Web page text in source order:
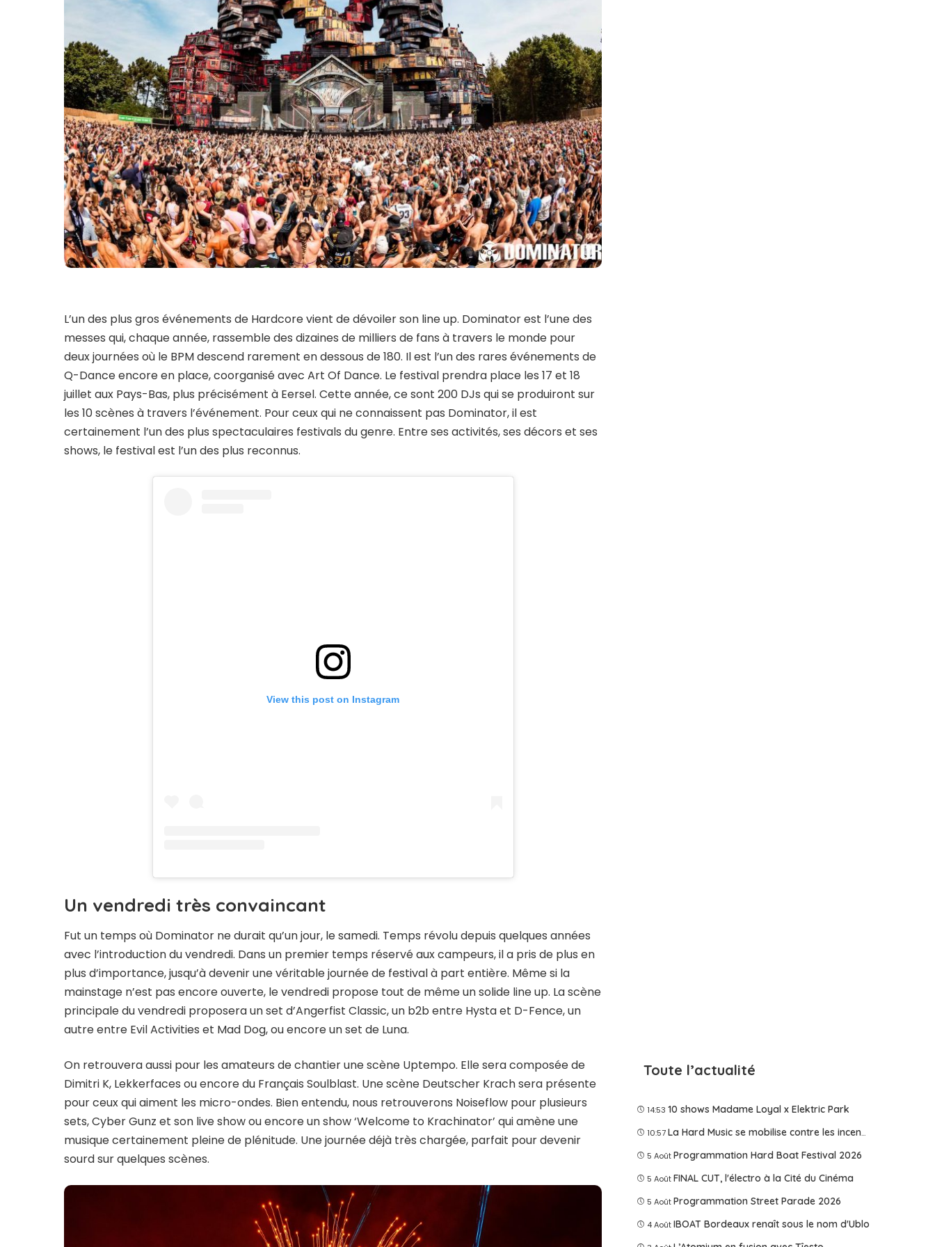
L’un des plus gros événements de Hardcore vient de dévoiler son line up. Dominator est l’une des
messes qui, chaque année, rassemble des dizaines de milliers de fans à travers le monde pour
deux journées où le BPM descend rarement en dessous de 180. Il est l’un des rares événements de
Q-Dance encore en place, coorganisé avec Art Of Dance. Le festival prendra place les 17 et 18
juillet aux Pays-Bas, plus précisément à Eersel. Cette année, ce sont 200 DJs qui se produiront sur
les 10 scènes à travers l’événement. Pour ceux qui ne connaissent pas Dominator, il est
certainement l’un des plus spectaculaires festivals du genre. Entre ses activités, ses décors et ses
shows, le festival est l’un des plus reconnus.
View this post on Instagram
Un vendredi très convaincant
Fut un temps où Dominator ne durait qu’un jour, le samedi. Temps révolu depuis quelques années
avec l’introduction du vendredi. Dans un premier temps réservé aux campeurs, il a pris de plus en
plus d’importance, jusqu’à devenir une véritable journée de festival à part entière. Même si la
mainstage n’est pas encore ouverte, le vendredi propose tout de même un solide line up. La scène
principale du vendredi proposera un set d’Angerfist Classic, un b2b entre Hysta et D-Fence, un
autre entre Evil Activities et Mad Dog, ou encore un set de Luna.
On retrouvera aussi pour les amateurs de chantier une scène Uptempo. Elle sera composée de
Dimitri K, Lekkerfaces ou encore du Français Soulblast. Une scène Deutscher Krach sera présente
pour ceux qui aiment les micro-ondes. Bien entendu, nous retrouverons Noiseflow pour plusieurs
sets, Cyber Gunz et son live show ou encore un show ‘Welcome to Krachinator’ qui amène une
musique certainement pleine de plénitude. Une journée déjà très chargée, parfait pour devenir
sourd sur quelques scènes.
Toute l’actualité
14:53 10 shows Madame Loyal x Elektric Park
10:57 La Hard Music se mobilise contre les incendies
5 Août Programmation Hard Boat Festival 2026
5 Août FINAL CUT, l'électro à la Cité du Cinéma
5 Août Programmation Street Parade 2026
4 Août IBOAT Bordeaux renaît sous le nom d'Ublo